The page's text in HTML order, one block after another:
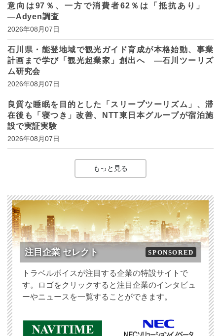
意向は97％、一方で消費者62％は「抵抗あり」
―Adyen調査
2026年08月07日
石川県・能登地域で観光ガイド育成が本格始動、事業
計画まで学び「観光起業家」創出へ ―石川ツーリズ
ム研究会
2026年08月07日
良質な睡眠を目的とした「スリープツーリズム」、滞
在後も「寝つき」改善、NTT東日本グループが宿泊施
設で実証実験
2026年08月07日
もっと見る
注目企業 セレクト SPONSORED
トラベルボイスが注目する企業の特設サイトで
す。ロゴをクリックすると注目企業のインタビュ
ーやニュースを一覧することができます。